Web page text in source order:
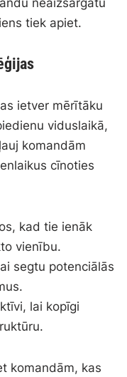
neaizsargātu
tiek apiet.
ietver mērītāku
viduslaikā,
komandām
cīnoties
kad tie ienāk
vienību.
segtu potenciālās
lai kopīgi
komandām, kas